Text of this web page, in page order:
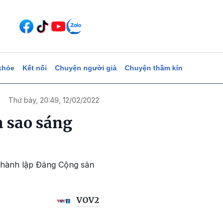
Kết nối Chuyện người già Chuyện thầm kín
Thứ bảy, 20:49, 12/02/2022
sáng
lập Đảng Cộng sản
VOV2